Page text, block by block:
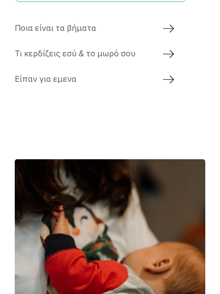
Ποια είναι τα βήματα
Τι κερδίζεις εσύ & το μωρό σου
Είπαν για εμενα